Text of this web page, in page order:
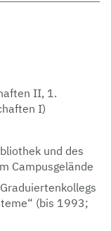
II, 1.
I)
und des
Campusgelände
(bis 1993;